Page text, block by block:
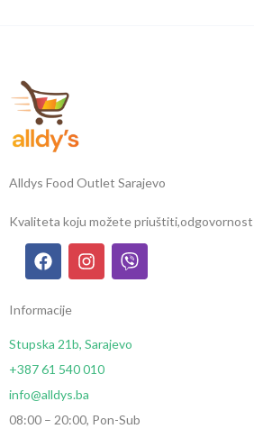
Alldys Food Outlet Sarajevo
Kvaliteta koju možete priuštiti,odgovornost
Informacije
Stupska 21b, Sarajevo
+387 61 540 010
info@alldys.ba
08:00 – 20:00, Pon-Sub